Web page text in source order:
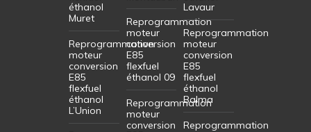
éthanol
Muret
Reprogrammation
moteur
conversion
E85
flexfuel
éthanol
L’Union
Reprogrammation
moteur
conversion
E85
flexfuel
éthanol 09
Reprogrammation
moteur
conversion
Lavaur
Reprogrammation
moteur
conversion
E85
flexfuel
éthanol
Balma
Reprogrammation